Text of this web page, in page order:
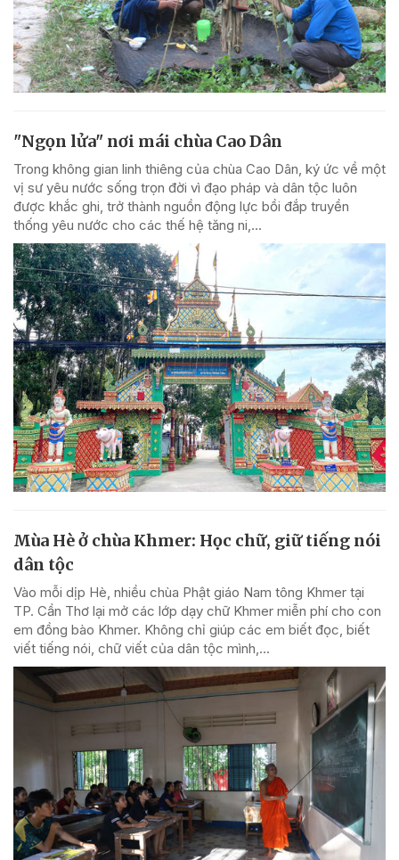
"Ngọn lửa" nơi mái chùa Cao Dân
Trong không gian linh thiêng của chùa Cao Dân, ký ức về một
vị sư yêu nước sống trọn đời vì đạo pháp và dân tộc luôn
được khắc ghi, trở thành nguồn động lực bồi đắp truyền
thống yêu nước cho các thế hệ tăng ni,...
Mùa Hè ở chùa Khmer: Học chữ, giữ tiếng nói
dân tộc
Vào mỗi dịp Hè, nhiều chùa Phật giáo Nam tông Khmer tại
TP. Cần Thơ lại mở các lớp dạy chữ Khmer miễn phí cho con
em đồng bào Khmer. Không chỉ giúp các em biết đọc, biết
viết tiếng nói, chữ viết của dân tộc mình,...